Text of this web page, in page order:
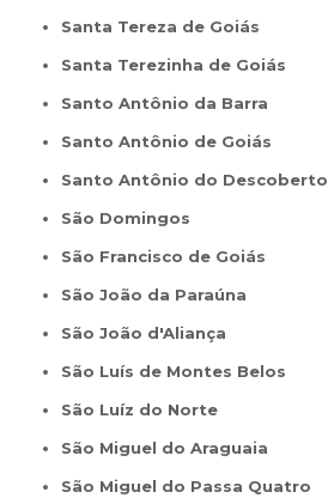
Santa Tereza de Goiás
Santa Terezinha de Goiás
Santo Antônio da Barra
Santo Antônio de Goiás
Santo Antônio do Descoberto
São Domingos
São Francisco de Goiás
São João da Paraúna
São João d'Aliança
São Luís de Montes Belos
São Luíz do Norte
São Miguel do Araguaia
São Miguel do Passa Quatro